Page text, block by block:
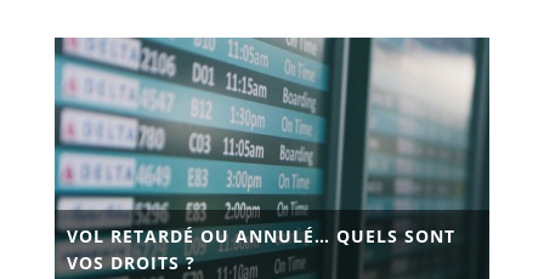
VOL RETARDÉ OU ANNULÉ… QUELS SONT
VOS DROITS ?